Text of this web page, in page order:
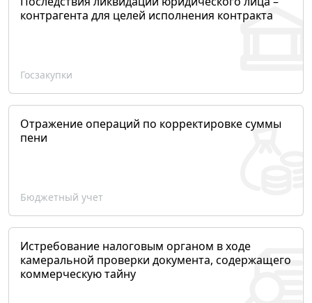
контрагента для целей исполнения контракта
Госзакупки
Отражение операций по корректировке суммы
пени
Бюджетный учет
Истребование налоговым органом в ходе
камеральной проверки документа, содержащего
коммерческую тайну